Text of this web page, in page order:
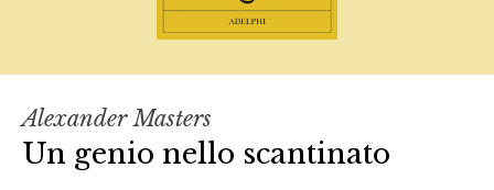
Alexander Masters
Un genio nello scantinato